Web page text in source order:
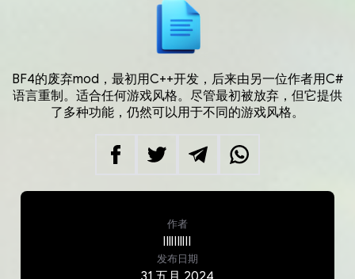
BF4的废弃mod，最初用C++开发，后来由另一位作者用C#
语言重制。适合任何游戏风格。尽管最初被放弃，但它提供
了多种功能，仍然可以用于不同的游戏风格。
作者
lIllIIllII
发布日期